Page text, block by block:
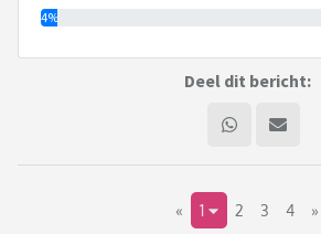
4%
Deel dit bericht:
« 1 2 3 4 »